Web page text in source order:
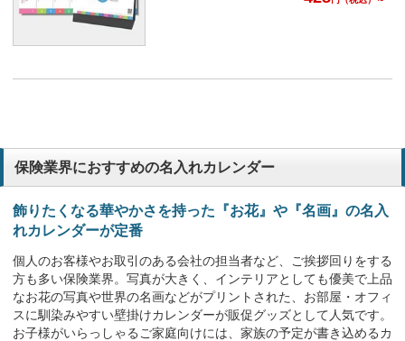
保険業界におすすめの名入れカレンダー
飾りたくなる華やかさを持った『お花』や『名画』の名入
れカレンダーが定番
個人のお客様やお取引のある会社の担当者など、ご挨拶回りをする
方も多い保険業界。写真が大きく、インテリアとしても優美で上品
なお花の写真や世界の名画などがプリントされた、お部屋・オフィ
スに馴染みやすい壁掛けカレンダーが販促グッズとして人気です。
お子様がいらっしゃるご家庭向けには、家族の予定が書き込めるカ